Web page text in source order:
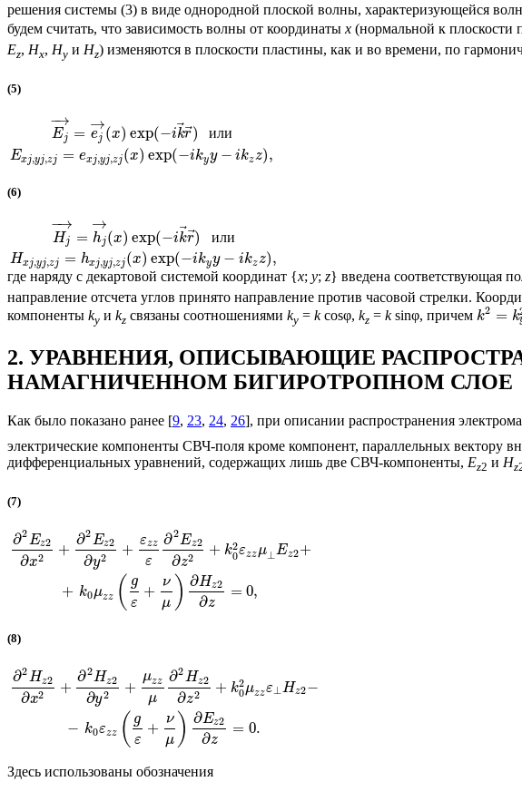
решения системы (3) в виде однородной плоской волны, характеризующейся
будем считать, что зависимость волны от координатыx (нормальной к плоскости
Ez, Hx, Hy и Hz) изменяются в плоскости пластины, как и во времени, по
(5)
Ej
−→
= ej
→
(x) exp(−ik⃗r⃗
) или
Exj,yj,zj = exj,yj,zj(x) exp(−ikyy − ikzz),
(6)
Hj
−→
= hj
→
(x) exp(−ik⃗r⃗
) или
Hxj,yj,zj = hxj,yj,zj(x) exp(−ikyy − ikzz),
где наряду с декартовой системой координат {x; y; z} введена соответствующая
направление отсчета углов принято направление против часовой стрелки.
компоненты ky и kz связаны соотношениями ky = kcosφ, kz = ksinφ, причем k2 = k
2. УРАВНЕНИЯ, ОПИСЫВАЮЩИЕ
НАМАГНИЧЕННОМ БИГИРОТРОПНОМ СЛОЕ
Как было показано ранее [9, 23, 24, 26], при описании распространения
электрические компоненты СВЧ-поля кроме компонент, параллельных вектору
дифференциальных уравнений, содержащих лишь две СВЧ-компоненты, Ez2 и Hz
(7)
∂2Ez2
∂x2 +
∂2Ez2
∂y2 +
εzz
ε
∂2Ez2
∂z2 + k2
0εzzμ⊥ Ez2+
+ k0μzz ( g
ε
+
ν
μ ) ∂Hz2
∂z
= 0,
(8)
∂2Hz2
∂x2 +
∂2Hz2
∂y2 +
μzz
μ
∂2Hz2
∂z2 + k2
0μzzε⊥Hz2−
− k0εzz ( g
ε
+
ν
μ ) ∂Ez2
∂z
= 0.
Здесь использованы обозначения